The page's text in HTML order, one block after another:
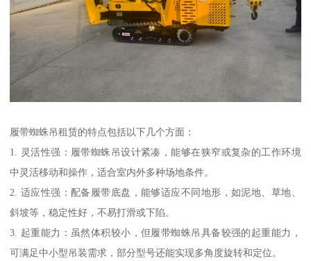
履带蜘蛛吊租赁的特点包括以下几个方面：
1. 灵活性强：履带蜘蛛吊设计紧凑，能够在狭窄或复杂的工作环境
中灵活移动和操作，适合室内外多种场地条件。
2. 适应性强：配备履带底盘，能够适应不同地形，如泥地、草地、
斜坡等，稳定性好，不易打滑或下陷。
3. 起重能力：虽然体积较小，但履带蜘蛛吊具备较强的起重能力，
可满足中小型吊装需求，部分型号还能实现多角度旋转和定位。